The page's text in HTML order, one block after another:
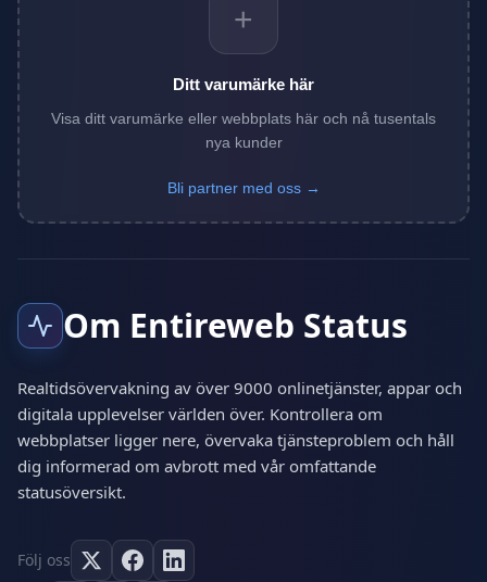
+
Ditt varumärke här
Visa ditt varumärke eller webbplats här och nå tusentals
nya kunder
Bli partner med oss →
Om Entireweb Status
Realtidsövervakning av över 9000 onlinetjänster, appar och
digitala upplevelser världen över. Kontrollera om
webbplatser ligger nere, övervaka tjänsteproblem och håll
dig informerad om avbrott med vår omfattande
statusöversikt.
Följ oss